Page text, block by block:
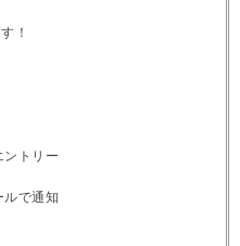
！
トリー
で通知